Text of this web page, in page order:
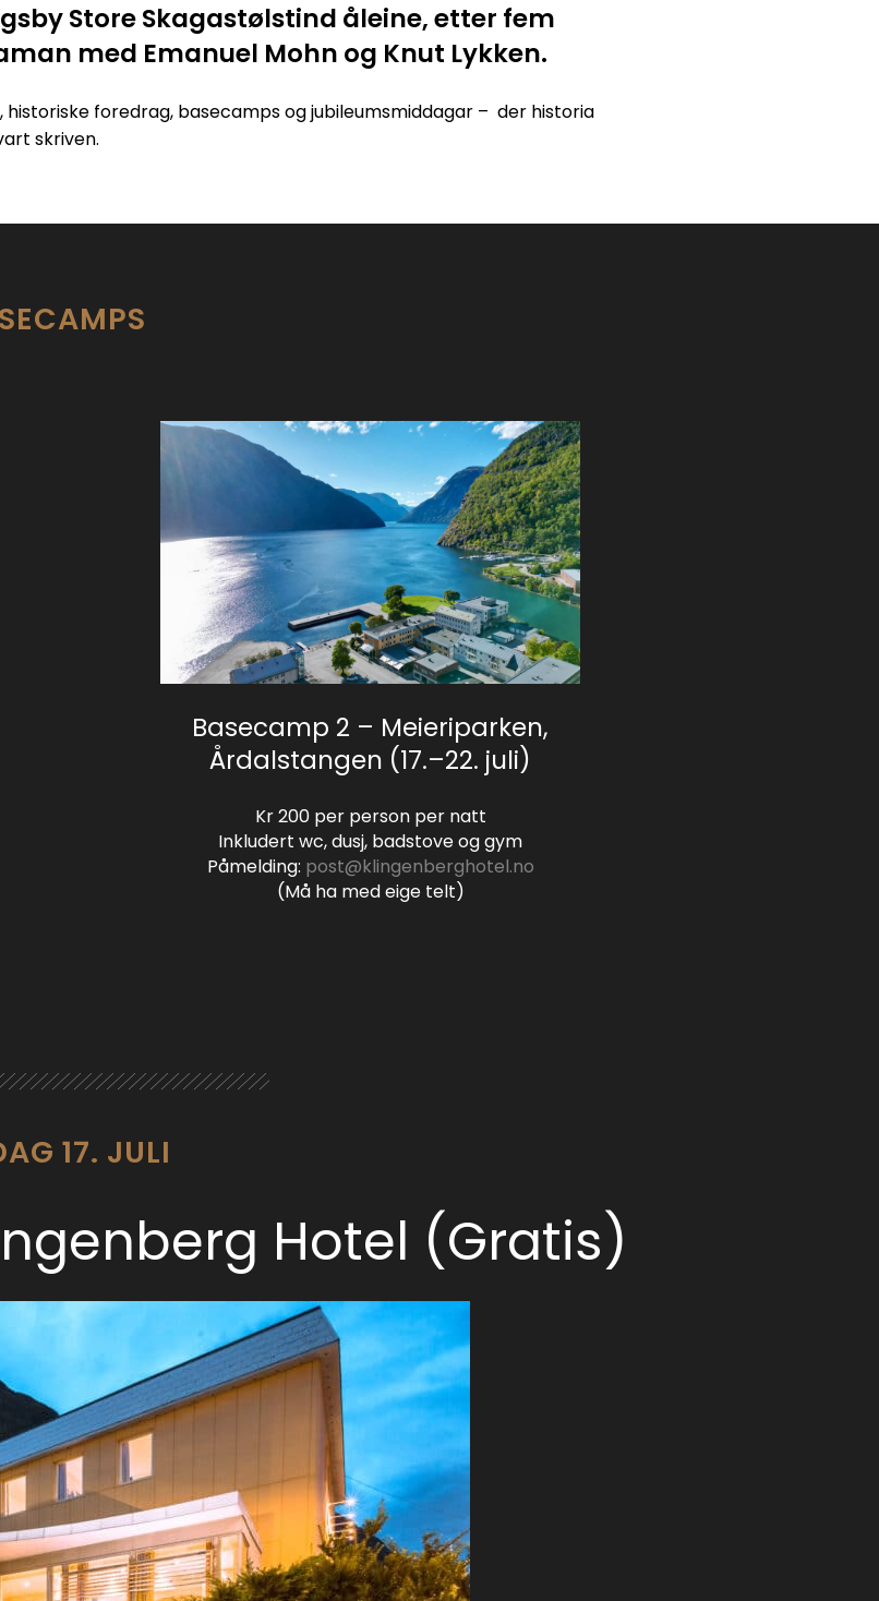
Store Skagastølstind åleine, etter fem
med Emanuel Mohn og Knut Lykken.
foredrag, basecamps og jubileumsmiddagar – der historia
skriven.
Basecamp 2 – Meieriparken,
Årdalstangen (17.–22. juli)
Kr 200 per person per natt
Inkludert wc, dusj, badstove og gym
Påmelding: post@klingenberghotel.no
(Må ha med eige telt)
17. JULI
Hotel (Gratis)